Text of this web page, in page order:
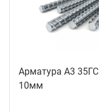
Арматура А3 35ГС
10мм